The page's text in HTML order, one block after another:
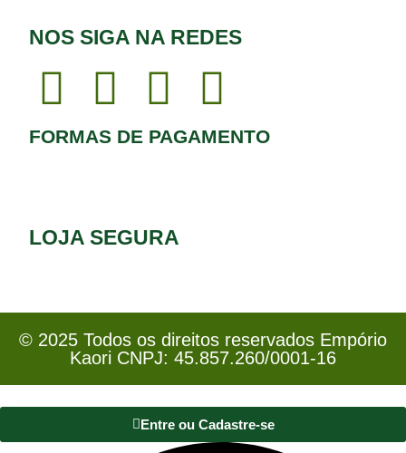
NOS SIGA NA REDES
FORMAS DE PAGAMENTO
LOJA SEGURA
© 2025 Todos os direitos reservados Empório
Kaori CNPJ: 45.857.260/0001-16
Entre ou Cadastre-se